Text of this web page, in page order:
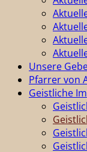
Unsere
Pfarrer von
Geistliche